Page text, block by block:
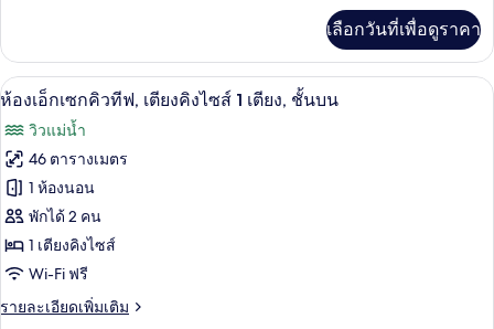
เตียง
คิง
ไซส์
1
เตียง,
ระเบียง,
ชั้น
บน
เกี่ยว
กับ
ห้อง
เซก
คิว
ทีฟ,
เตียง
คิง
ไซส์
เตียง,
ชั้น
เลือกวันที่เพื่อดูราคา
เปิด
ภาพถ่าย
ทั้งหมด
ของ
ห้อง
เอ็ก
เซก
คิว
ตู้นิรภัยในห้องพัก, โต๊ะทำงาน, เตารีด/
4
ห้องเอ็กเซกคิวทีฟ, เตียงคิงไซส์ 1 เตียง, ชั้นบน
วิวแม่น้ำ
46 ตารางเมตร
1 ห้องนอน
พักได้ 2 คน
1 เตียงคิงไซส์
Wi-Fi ฟรี
รายละเอียดเพิ่มเติม
ราย